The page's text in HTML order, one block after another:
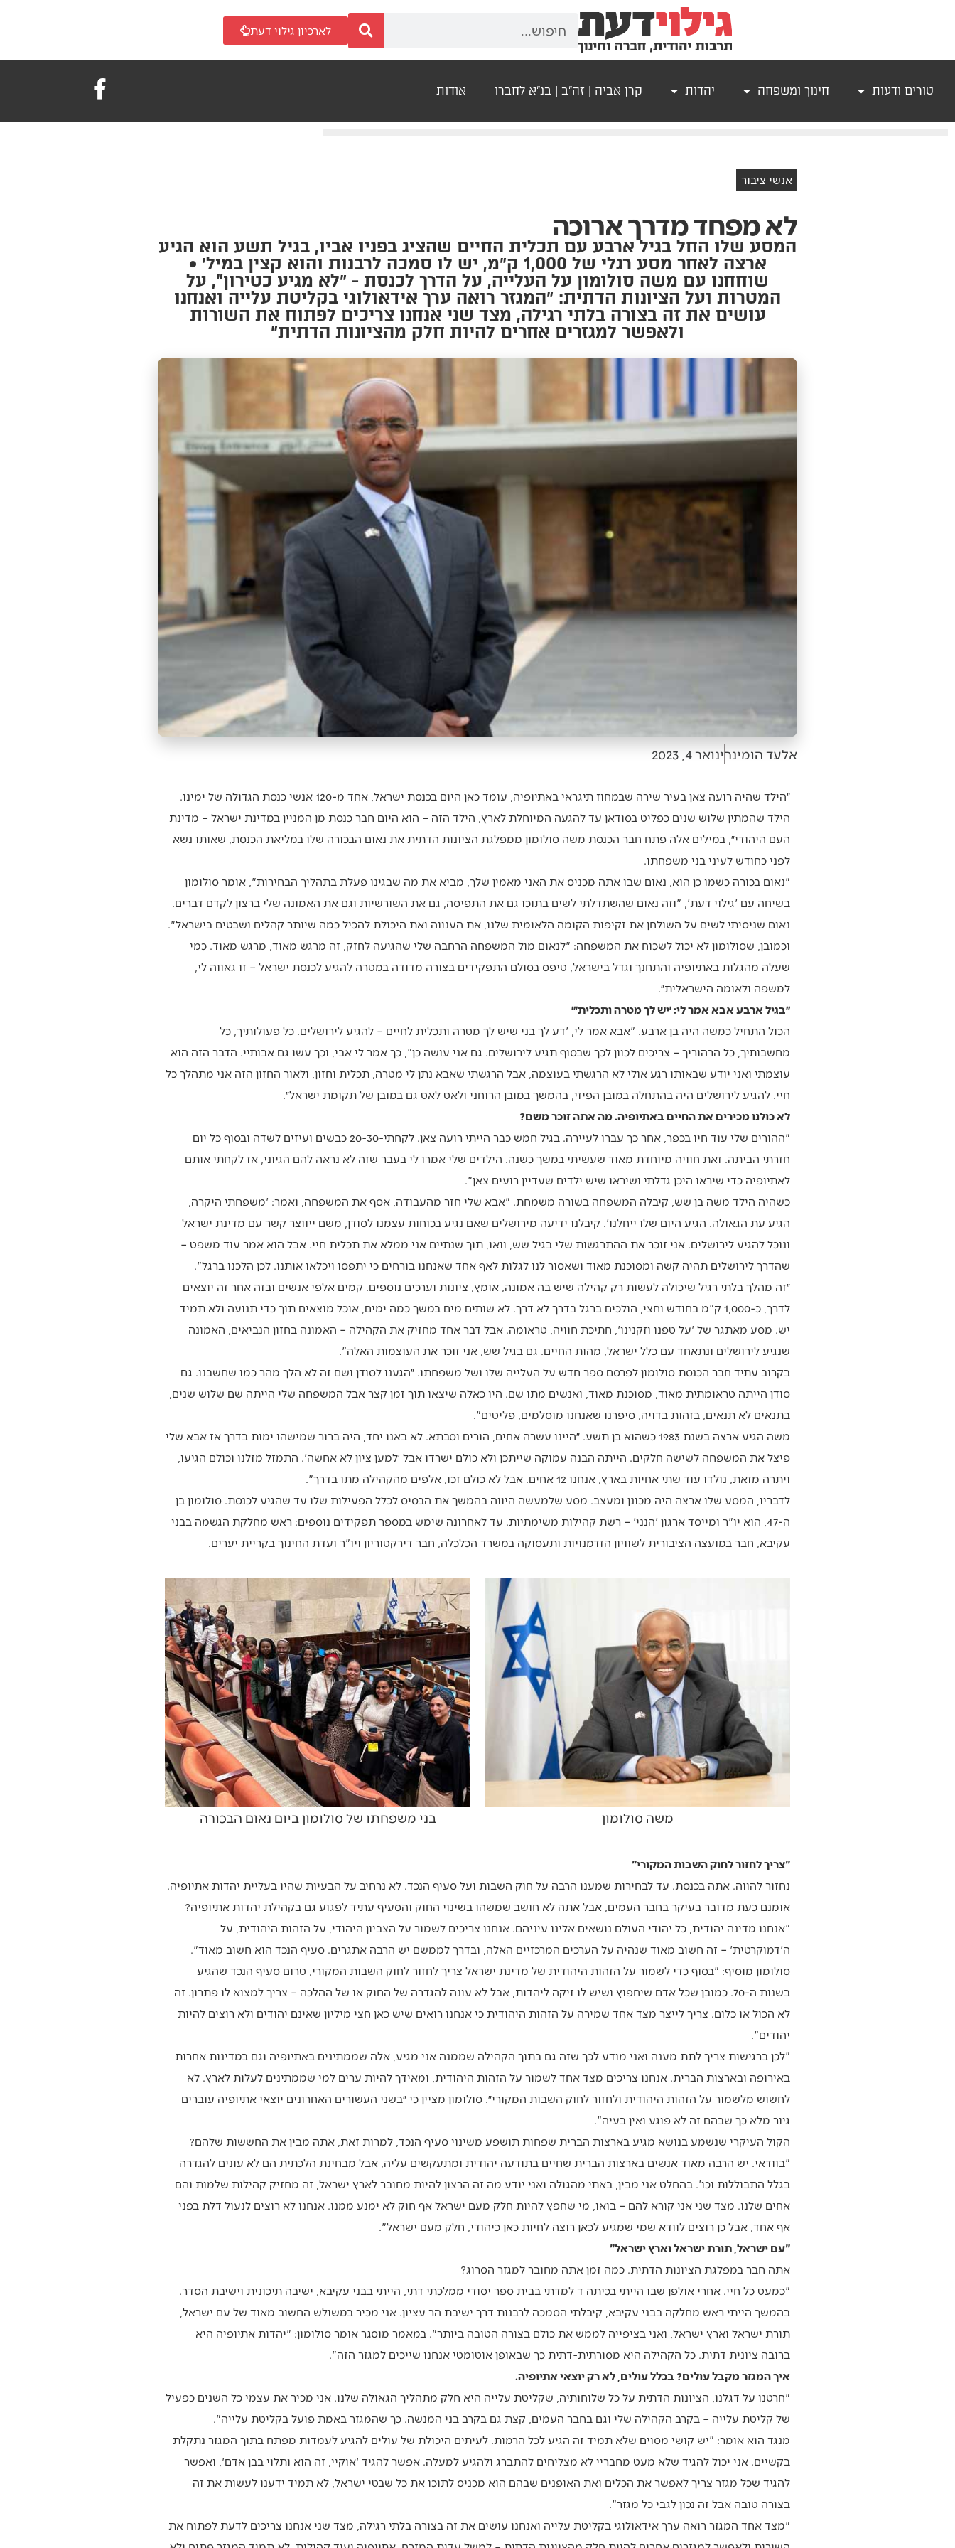
לארכיון גילוי דעת
טורים ודעות חינוך ומשפחה יהדות קרן אביה | זה"ב | בנ"א לחברו אודות
אנשי ציבור
לא מפחד מדרך ארוכה
המסע שלו החל בגיל ארבע עם תכלית החיים שהציג בפניו אביו, בגיל תשע הוא הגיע
ארצה לאחר מסע רגלי של 1,000 ק״מ, יש לו סמכה לרבנות והוא קצין במיל׳ •
שוחחנו עם משה סולומון על העלייה, על הדרך לכנסת - ״לא מגיע כטירון", על
המטרות ועל הציונות הדתית: ״המגזר רואה ערך אידאולוגי בקליטת עלייה ואנחנו
עושים את זה בצורה בלתי רגילה, מצד שני אנחנו צריכים לפתוח את השורות
ולאפשר למגזרים אחרים להיות חלק מהציונות הדתית״
אלעד הומינרינואר 4, 2023
״הילד שהיה רועה צאן בעיר שירה שבמחוז תיגראי באתיופיה, עומד כאן היום בכנסת ישראל, אחד מ-120 אנשי כנסת הגדולה של ימינו.
הילד שהמתין שלוש שנים כפליט בסודאן עד להגעה המיוחלת לארץ, הילד הזה – הוא היום חבר כנסת מן המניין במדינת ישראל – מדינת
העם היהודי״, במילים אלה פתח חבר הכנסת משה סולומון ממפלגת הציונות הדתית את נאום הבכורה שלו במליאת הכנסת, שאותו נשא
לפני כחודש לעיני בני משפחתו.
"נאום בכורה כשמו כן הוא, נאום שבו אתה מכניס את האני מאמין שלך, מביא את מה שבגינו פעלת בתהליך הבחירות", אומר סולומון
בשיחה עם 'גילוי דעת', "וזה נאום שהשתדלתי לשים בתוכו גם את התפיסה, גם את השורשיות וגם את האמונה שלי ברצון לקדם דברים.
נאום שניסיתי לשים על השולחן את זקיפות הקומה הלאומית שלנו, את הענווה ואת היכולת להכיל כמה שיותר קהלים ושבטים בישראל".
וכמובן, שסולומון לא יכול לשכוח את המשפחה: "לנאום מול המשפחה הרחבה שלי שהגיעה לחזק, זה מרגש מאוד, מרגש מאוד. כמי
שעלה מהגלות באתיופיה והתחנך וגדל בישראל, טיפס בסולם התפקידים בצורה מדודה במטרה להגיע לכנסת ישראל – זו גאווה לי,
למשפה ולאומה הישראלית״.
״בגיל ארבע אבא אמר לי: ׳יש לך מטרה ותכלית׳״
הכול התחיל כמשה היה בן ארבע. "אבא אמר לי, 'דע לך בני שיש לך מטרה ותכלית לחיים – להגיע לירושלים. כל פעולותיך, כל
מחשבותיך, כל הרהוריך – צריכים לכוון לכך שבסוף תגיע לירושלים. גם אני עושה כן", כך אמר לי אבי, וכך עשו גם אבותיי. הדבר הזה הוא
עוצמתי ואני יודע שבאותו רגע אולי לא הרגשתי בעוצמה, אבל הרגשתי שאבא נתן לי מטרה, תכלית וחזון, ולאור החזון הזה אני מתהלך כל
חיי. להגיע לירושלים היה בהתחלה במובן הפיזי, בהמשך במובן הרוחני ולאט לאט גם במובן של תקומת ישראל״.
לא כולנו מכירים את החיים באתיופיה. מה אתה זוכר משם?
"ההורים שלי עוד חיו בכפר, אחר כך עברו לעיירה. בגיל חמש כבר הייתי רועה צאן. לקחתי-20-30 כבשים ועיזים לשדה ובסוף כל יום
חזרתי הביתה. זאת חוויה מיוחדת מאוד שעשיתי במשך כשנה. הילדים שלי אמרו לי בעבר שזה לא נראה להם הגיוני, אז לקחתי אותם
לאתיופיה כדי שיראו היכן גדלתי ושיראו שיש ילדים שעדיין רועים צאן".
כשהיה הילד משה בן שש, קיבלה המשפחה בשורה משמחת. "אבא שלי חזר מהעבודה, אסף את המשפחה, ואמר: 'משפחתי היקרה,
הגיע עת הגאולה. הגיע היום שלו ייחלנו'. קיבלנו ידיעה מירושלים שאם נגיע בכוחות עצמנו לסודן, משם ייווצר קשר עם מדינת ישראל
ונוכל להגיע לירושלים. אני זוכר את ההתרגשות שלי בגיל שש, וואו, תוך שנתיים אני ממלא את תכלית חיי. אבל הוא אמר עוד משפט –
שהדרך לירושלים תהיה קשה ומסוכנת מאוד ושאסור לנו לגלות לאף אחד שאנחנו בורחים כי יתפסו ויכלאו אותנו. לכן הלכנו ברגל".
״זה מהלך בלתי רגיל שיכולה לעשות רק קהילה שיש בה אמונה, אומץ, ציונות וערכים נוספים. קמים אלפי אנשים ובזה אחר זה יוצאים
לדרך, כ-1,000 ק"מ בחודש וחצי, הולכים ברגל בדרך לא דרך. לא שותים מים במשך כמה ימים, אוכל מוצאים תוך כדי תנועה ולא תמיד
יש. מסע מאתגר של 'על טפנו וזקנינו', חתיכת חוויה, טראומה. אבל דבר אחד מחזיק את הקהילה – האמונה בחזון הנביאים, האמונה
שנגיע לירושלים ונתאחד עם כלל ישראל, מהות החיים. גם בגיל שש, אני זוכר את העוצמות האלה".
בקרוב עתיד חבר הכנסת סולומון לפרסם ספר חדש על העלייה שלו ושל משפחתו. ״הגענו לסודן ושם זה לא הלך מהר כמו שחשבנו. גם
סודן הייתה טראומתית מאוד, מסוכנת מאוד, ואנשים מתו שם. היו כאלה שיצאו תוך זמן קצר אבל המשפחה שלי הייתה שם שלוש שנים,
בתנאים לא תנאים, בזהות בדויה, סיפרנו שאנחנו מוסלמים, פליטים".
משה הגיע ארצה בשנת 1983 כשהוא בן תשע. ״היינו עשרה אחים, הורים וסבתא. לא באנו יחד, היה ברור שמישהו ימות בדרך אז אבא שלי
פיצל את המשפחה לשישה חלקים. הייתה הבנה עמוקה שייתכן ולא כולם ישרדו אבל ׳למען ציון לא אחשה'. התמזל מזלנו וכולם הגיעו,
ויתרה מזאת, נולדו עוד שתי אחיות בארץ, אנחנו 12 אחים. אבל לא כולם זכו, אלפים מהקהילה מתו בדרך".
לדבריו, המסע שלו ארצה היה מכונן ומעצב. מסע שלמעשה היווה בהמשך את הבסיס לכלל הפעילות שלו עד שהגיע לכנסת. סולומון בן
ה-47, הוא יו"ר ומייסד ארגון 'הנני' – רשת קהילות משימתיות. עד לאחרונה שימש במספר תפקידים נוספים: ראש מחלקת הגשמה בבני
עקיבא, חבר במועצה הציבורית לשוויון הזדמנויות ותעסוקה במשרד הכלכלה, חבר דירקטוריון ויו"ר ועדת החינוך בקריית יערים.
משה סולומון בני משפחתו של סולומון ביום נאום הבכורה
"צריך לחזור לחוק השבות המקורי"
נחזור להווה. אתה בכנסת. עד לבחירות שמענו הרבה על חוק השבות ועל סעיף הנכד. לא נרחיב על הבעיות שהיו בעליית יהדות אתיופיה.
אומנם כעת מדובר בעיקר בחבר העמים, אבל אתה לא חושב שמשהו בשינוי החוק והסעיף עתיד לפגוע גם בקהילת יהדות אתיופיה?
"אנחנו מדינה יהודית, כל יהודי העולם נושאים אלינו עיניהם. אנחנו צריכים לשמור על הצביון היהודי, על הזהות היהודית, על
ה'דמוקרטית' – זה חשוב מאוד שנהיה על הערכים המרכזיים האלה, ובדרך לממשם יש הרבה אתגרים. סעיף הנכד הוא חשוב מאוד".
סולומון מוסיף: "בסוף כדי לשמור על הזהות היהודית של מדינת ישראל צריך לחזור לחוק השבות המקורי, טרום סעיף הנכד שהגיע
בשנות ה-70. כמובן שכל אדם שיחפוץ ושיש לו זיקה ליהדות, אבל לא עונה להגדרה של החוק או של ההלכה – צריך למצוא לו פתרון. זה
לא הכול או כלום. צריך לייצר מצד אחד שמירה על הזהות היהודית כי אנחנו רואים שיש כאן חצי מיליון שאינם יהודים ולא רוצים להיות
יהודים".
"לכן ברגישות צריך לתת מענה ואני מודע לכך שזה גם בתוך הקהילה שממנה אני מגיע, אלה שממתינים באתיופיה וגם במדינות אחרות
באירופה ובארצות הברית. אנחנו צריכים מצד אחד לשמור על הזהות היהודית, ומאידך להיות ערים למי שממתינים לעלות לארץ. לא
לחשוש מלשמור על הזהות היהודית ולחזור לחוק השבות המקורי״. סולומון מציין כי ״בשני העשורים האחרונים יוצאי אתיופיה עוברים
גיור מלא כך שבהם זה לא פוגע ואין בעיה".
הקול העיקרי שנשמע בנושא מגיע בארצות הברית שפחות תושפע משינוי סעיף הנכד, למרות זאת, אתה מבין את החששות שלהם?
"בוודאי. יש הרבה מאוד אנשים בארצות הברית שחיים בתודעה יהודית ומתעקשים עליה, אבל מבחינת הלכתית הם לא עונים להגדרה
בגלל התבוללות וכו'. בהחלט אני מבין, באתי מהגולה ואני יודע מה זה הרצון להיות מחובר לארץ ישראל, זה מחזיק קהילות שלמות והם
אחים שלנו. מצד שני אני קורא להם – בואו, מי שחפץ להיות חלק מעם ישראל אף חוק לא ימנע ממנו. אנחנו לא רוצים לנעול דלת בפני
אף אחד, אבל כן רוצים לוודא שמי שמגיע לכאן רוצה לחיות כאן כיהודי, חלק מעם ישראל".
"עם ישראל, תורת ישראל וארץ ישראל"
אתה חבר במפלגת הציונות הדתית. כמה זמן אתה מחובר למגזר הסרוג?
"כמעט כל חיי. אחרי אולפן שבו הייתי בכיתה ד למדתי בבית ספר יסודי ממלכתי דתי, הייתי בבני עקיבא, ישיבה תיכונית וישיבת הסדר.
בהמשך הייתי ראש מחלקה בבני עקיבא, קיבלתי הסמכה לרבנות דרך ישיבת הר עציון. אני מכיר במשולש החשוב מאוד של עם ישראל,
תורת ישראל וארץ ישראל, ואני בציפייה לממש את כולם בצורה הטובה ביותר". במאמר מוסגר אומר סולומון: "יהדות אתיופיה היא
ברובה ציונית דתית. כל הקהילה היא מסורתית-דתית כך שבאופן אוטומטי אנחנו שייכים למגזר הזה".
איך המגזר מקבל עולים? בכלל עולים, לא רק יוצאי אתיופיה.
"חרטנו על דגלנו, הציונות הדתית על כל שלוחותיה, שקליטת עלייה היא חלק מתהליך הגאולה שלנו. אני מכיר את עצמי כל השנים כפעיל
של קליטת עלייה – בקרב הקהילה שלי וגם בחבר העמים, קצת גם בקרב בני המנשה. כך שהמגזר באמת פועל בקליטת עלייה".
מנגד הוא אומר: "יש קושי מסוים שלא תמיד זה הגיע לכל הרמות. לעיתים היכולת של עולים להגיע לעמדות מפתח בתוך המגזר נתקלת
בקשיים. אני יכול להגיד שלא מעט מחבריי לא מצליחים להתברג ולהגיע למעלה. אפשר להגיד 'אוקיי, זה הוא ותלוי בבן אדם', ואפשר
להגיד שכל מגזר צריך לאפשר את הכלים ואת האופנים שבהם הוא מכניס לתוכו את כל שבטי ישראל, לא תמיד ידענו לעשות את זה
בצורה טובה אבל זה נכון לגבי כל מגזר".
"מצד אחד המגזר רואה ערך אידאולוגי בקליטת עלייה ואנחנו עושים את זה בצורה בלתי רגילה, מצד שני אנחנו צריכים לדעת לפתוח את